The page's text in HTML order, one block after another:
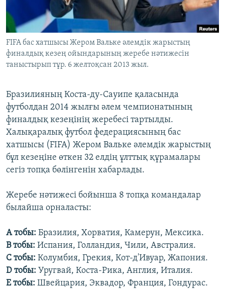
ЖАЗЫЛЫҢЫЗ
Басқа тілдерде
FIFA бас хатшысы Жером Вальке әлемдік жарыстың
финалдық кезең ойындарының жеребе нәтижесін
таныстырып тұр. 6 желтоқсан 2013 жыл.
Бразилияның Коста-ду-Сауипе қаласында
футболдан 2014 жылғы әлем чемпионатының
финалдық кезеңінің жеребесі тартылды.
Халықаралық футбол федерациясының бас
хатшысы (FIFA) Жером Вальке әлемдік жарыстың
бұл кезеңіне өткен 32 елдің ұлттық құрамалары
сегіз топқа бөлінгенін хабарлады.
Жеребе нәтижесі бойынша 8 топқа командалар
былайша орналасты:
А тобы: Бразилия, Хорватия, Камерун, Мексика.
В тобы: Испания, Голландия, Чили, Австралия.
С тобы: Колумбия, Грекия, Кот-д'Ивуар, Жапония.
D тобы: Уругвай, Коста-Рика, Англия, Италия.
E тобы: Швейцария, Эквадор, Франция, Гондурас.